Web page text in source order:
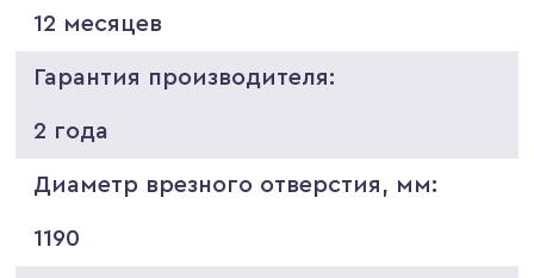
12 месяцев
Гарантия производителя:
2 года
Диаметр врезного отверстия, мм:
1190